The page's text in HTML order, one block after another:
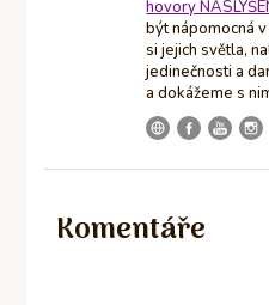
hovory
být nápomocná
si jejich světla,
jedinečnosti a
a dokážeme s
Komentáře